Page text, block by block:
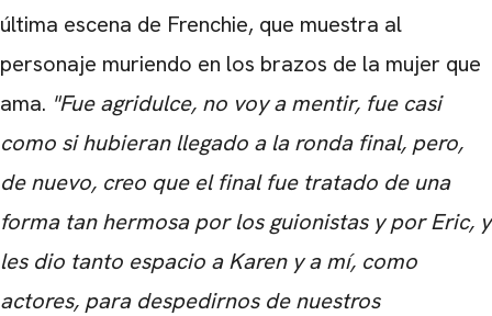
última escena de Frenchie, que muestra al
personaje muriendo en los brazos de la mujer que
ama. "Fue agridulce, no voy a mentir, fue casi
como si hubieran llegado a la ronda final, pero,
de nuevo, creo que el final fue tratado de una
forma tan hermosa por los guionistas y por Eric, y
les dio tanto espacio a Karen y a mí, como
actores, para despedirnos de nuestros